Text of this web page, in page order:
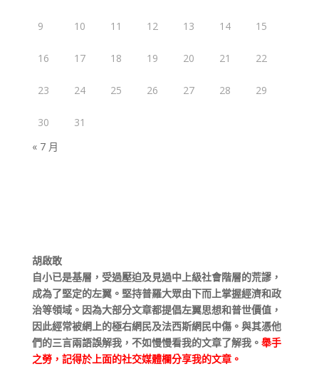
9 10 11 12 13 14 15
16 17 18 19 20 21 22
23 24 25 26 27 28 29
30
31
« 7 月
胡啟敢
自小已是基層，受過壓迫及見過中上級社會階層的荒謬，
成為了堅定的左翼。堅持普羅大眾由下而上掌握經濟和政
治等領域。因為大部分文章都提倡左翼思想和普世價值，
因此經常被網上的極右網民及法西斯網民中傷。與其憑他
們的三言兩語誤解我，不如慢慢看我的文章了解我。 舉手
之勞，記得於上面的社交媒體欄分享我的文章。